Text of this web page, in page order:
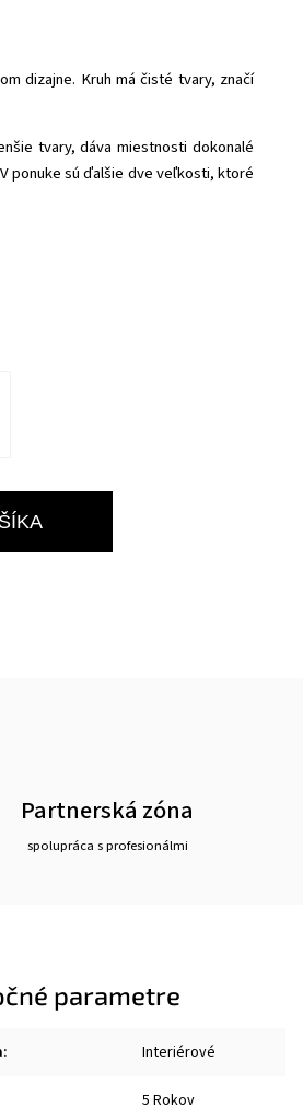
dizajne. Kruh má čisté tvary, značí
tvary, dáva miestnosti dokonalé
V ponuke sú ďalšie dve veľkosti, ktoré
Partnerská zóna
spolupráca s profesionálmi
parametre
: Interiérové
5 Rokov